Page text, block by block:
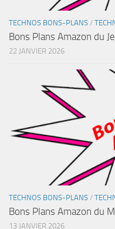
TECHNOS BONS-PLANS /
Bons Plans Amazon du
22 JANVIER 2026
TECHNOS BONS-PLANS /
Bons Plans Amazon du
13 JANVIER 2026